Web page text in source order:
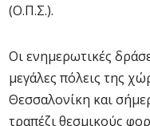
(Ο.Π.Σ.).
Οι ενημερωτικές
μεγάλες πόλεις της
Θεσσαλονίκη και
τραπέζι θεσμικούς